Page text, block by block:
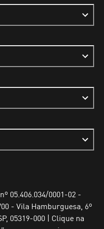
05.406.034/0001-02 -
- Vila Hamburguesa, 6º
05319-000 | Clique na